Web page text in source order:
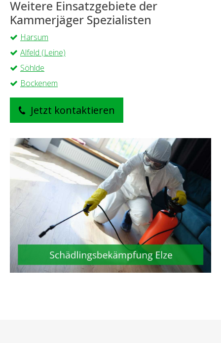
Weitere Einsatzgebiete der
Kammerjäger Spezialisten
Harsum
Alfeld (Leine)
Söhlde
Bockenem
Jetzt kontaktieren